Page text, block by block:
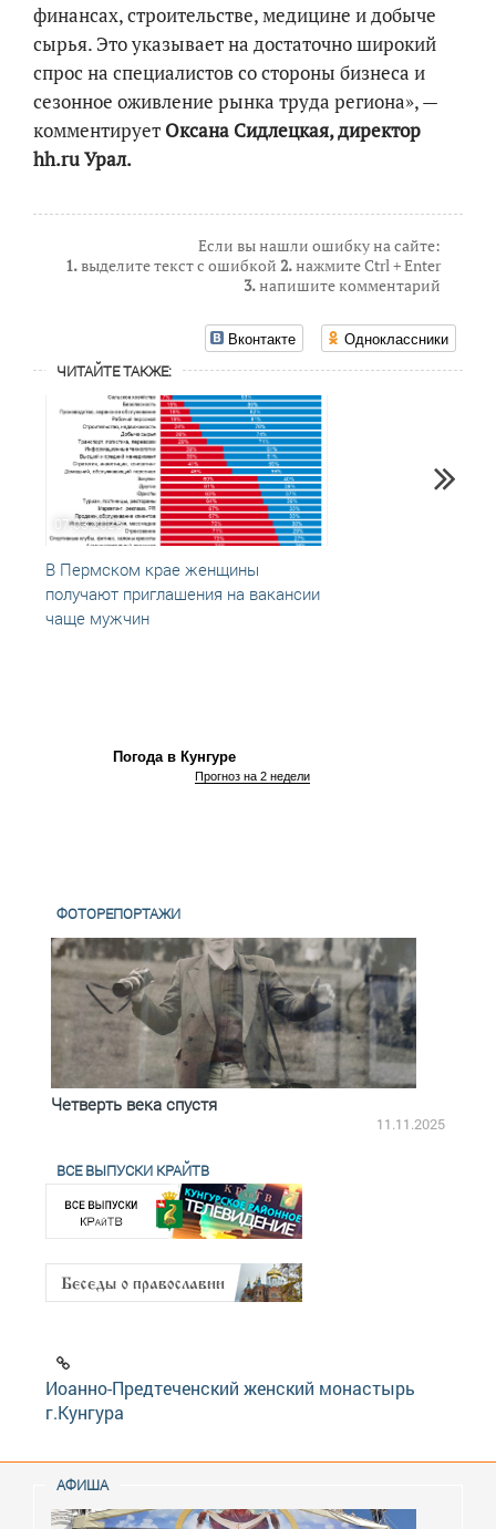
финансах, строительстве, медицине и добыче
сырья. Это указывает на достаточно широкий
спрос на специалистов со стороны бизнеса и
сезонное оживление рынка труда региона», —
комментирует Оксана Сидлецкая, директор
hh.ru Урал.
Если вы нашли ошибку на сайте:
1.выделите текст с ошибкой 2.нажмите Ctrl + Enter
3.напишите комментарий
Вконтакте Одноклассники
ЧИТАЙТЕ ТАКЖЕ:
07.03.2025
В Пермском крае женщины
получают приглашения на вакансии
чаще мужчин
Погода в Кунгуре
Прогноз на 2 недели
ФОТОРЕПОРТАЖИ
Четверть века спустя
11.11.2025
ВСЕ ВЫПУСКИ КРАЙТВ
Иоанно-Предтеченский женский монастырь
г.Кунгура
АФИША